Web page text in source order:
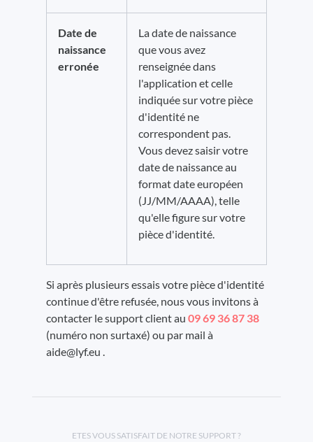
Date de
naissance
erronée
La date de naissance
que vous avez
renseignée dans
l'application et celle
indiquée sur votre pièce
d'identité ne
correspondent pas.
Vous devez saisir votre
date de naissance au
format date européen
(JJ/MM/AAAA), telle
qu'elle figure sur votre
pièce d'identité.
Si après plusieurs essais votre pièce d'identité
continue d'être refusée, nous vous invitons à
contacter le support client au 09 69 36 87 38
(numéro non surtaxé) ou par mail à
aide@lyf.eu .
ETES VOUS SATISFAIT DE NOTRE SUPPORT ?